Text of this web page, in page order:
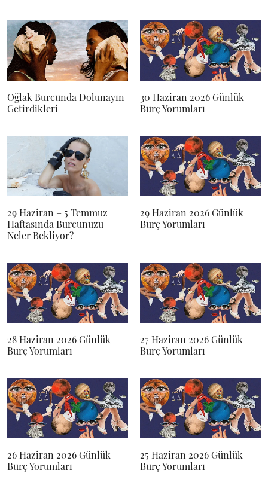
Oğlak Burcunda Dolunayın
Getirdikleri
30 Haziran 2026 Günlük
Burç Yorumları
29 Haziran – 5 Temmuz
Haftasında Burcunuzu
Neler Bekliyor?
29 Haziran 2026 Günlük
Burç Yorumları
28 Haziran 2026 Günlük
Burç Yorumları
27 Haziran 2026 Günlük
Burç Yorumları
26 Haziran 2026 Günlük
Burç Yorumları
25 Haziran 2026 Günlük
Burç Yorumları